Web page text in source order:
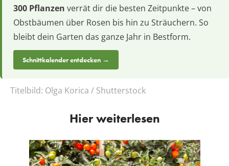
300 Pflanzen verrät dir die besten Zeitpunkte – von
Obstbäumen über Rosen bis hin zu Sträuchern. So
bleibt dein Garten das ganze Jahr in Bestform.
Schnittkalender entdecken →
Titelbild: Olga Korica / Shutterstock
Hier weiterlesen